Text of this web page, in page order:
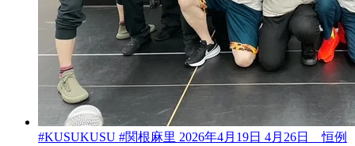
#KUSUKUSU #関根麻里 2026年4月19日 4月26日 恒例